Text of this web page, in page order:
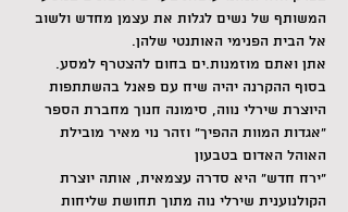
המשותף של נשים לגלות את עצמן מחדש ולשוב
אל הבית הפנימי האותנטי שלהן.
אתן ואתם מוזמנות.ים בחום להצטרף למסע.
בסוף ההקרנה יהיה שיח עם פאנל בהשתתפות
היוצרת שירלי נווה, סימונה חנוך מחברת הספר
"אגדות המוות ההפיך" וזהר נוי מאיר מובילת
האוהל האדום בטבעון
"ירח חדש" היא סדרה עצמאית, אותה יוצרת
הקולנוענית שירלי נוה מתוך תחושת שליחות